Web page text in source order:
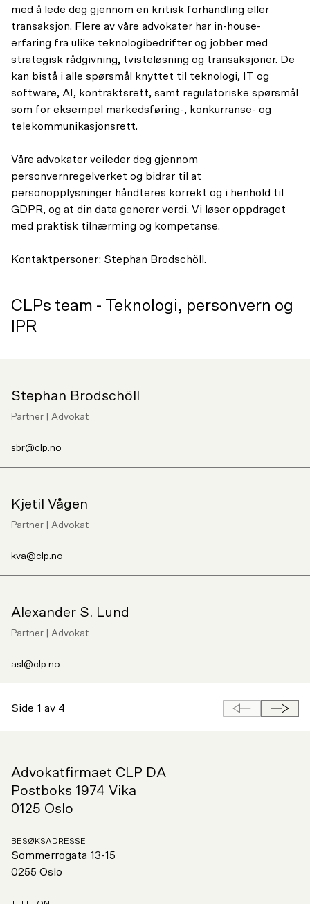
med å lede deg gjennom en kritisk forhandling eller
transaksjon. Flere av våre advokater har in-house-
erfaring fra ulike teknologibedrifter og jobber med
strategisk rådgivning, tvisteløsning og transaksjoner. De
kan bistå i alle spørsmål knyttet til teknologi, IT og
software, AI, kontraktsrett, samt regulatoriske spørsmål
som for eksempel markedsføring-, konkurranse- og
telekommunikasjonsrett.
Våre advokater veileder deg gjennom
personvernregelverket og bidrar til at
personopplysninger håndteres korrekt og i henhold til
GDPR, og at din data generer verdi. Vi løser oppdraget
med praktisk tilnærming og kompetanse.
Kontaktpersoner: Stephan Brodschöll.
CLPs team - Teknologi, personvern og
IPR
Stephan Brodschöll
Partner | Advokat
sbr@clp.no
Kjetil Vågen
Partner | Advokat
kva@clp.no
Alexander S. Lund
Partner | Advokat
asl@clp.no
Side 1 av 4 Forrige
side
Neste
side
Advokatfirmaet CLP DA
Postboks 1974 Vika
0125 Oslo
BESØKSADRESSE
Sommerrogata 13-15
0255 Oslo